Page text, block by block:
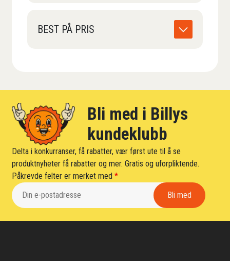
BEST PÅ PRIS
Bli med i Billys
kundeklubb
Delta i konkurranser, få rabatter, vær først ute til å se
produktnyheter få rabatter og mer. Gratis og uforpliktende.
Påkrevde felter er merket med*